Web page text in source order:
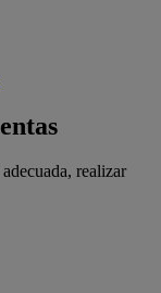
realizar